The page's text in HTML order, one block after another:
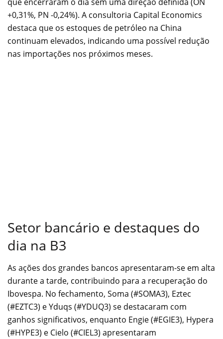
+0,31%, PN -0,24%). A consultoria Capital Economics
destaca que os estoques de petróleo na China
continuam elevados, indicando uma possível redução
nas importações nos próximos meses.
Setor bancário e destaques do
dia na B3
As ações dos grandes bancos apresentaram-se em alta
durante a tarde, contribuindo para a recuperação do
Ibovespa. No fechamento, Soma (#SOMA3), Eztec
(#EZTC3) e Yduqs (#YDUQ3) se destacaram com
ganhos significativos, enquanto Engie (#EGIE3), Hypera
(#HYPE3) e Cielo (#CIEL3) apresentaram